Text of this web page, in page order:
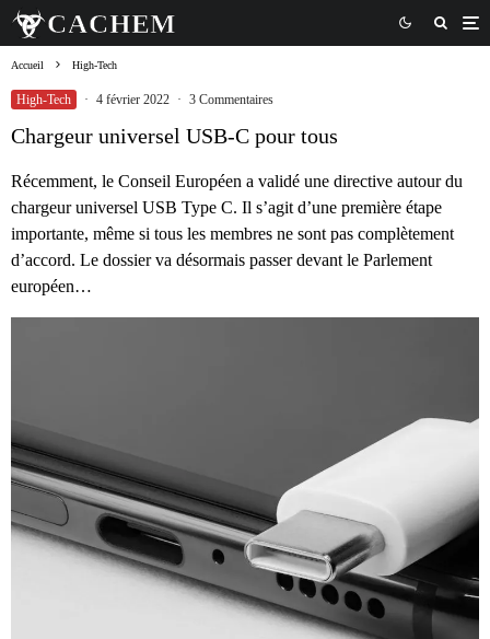
Accueil High-Tech
High-Tech · 4 février 2022 · 3 Commentaires
Chargeur universel USB-C pour tous
Récemment, le Conseil Européen a validé une directive autour du
chargeur universel USB Type C. Il s’agit d’une première étape
importante, même si tous les membres ne sont pas complètement
d’accord. Le dossier va désormais passer devant le Parlement
européen…